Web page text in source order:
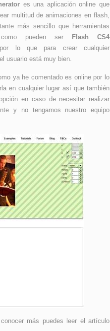
es una aplicación online que
multitud de animaciones en flash,
más sencillo que herramientas
como pueden ser
Flash CS4
lo que para crear cualquier
usuario está muy bien.
ya he comentado es online por lo
en cualquier lugar así que también
en caso de necesitar realizar
y no tengamos nuestro equipo
más puedes leer el artículo